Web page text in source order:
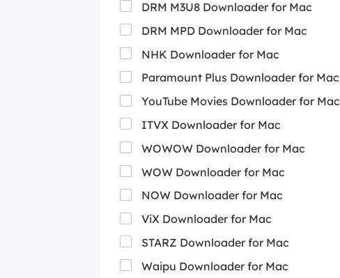
DRM M3U8 Downloader for Mac
DRM MPD Downloader for Mac
NHK Downloader for Mac
Paramount Plus Downloader for Mac
YouTube Movies Downloader for Mac
ITVX Downloader for Mac
WOWOW Downloader for Mac
WOW Downloader for Mac
NOW Downloader for Mac
ViX Downloader for Mac
STARZ Downloader for Mac
Waipu Downloader for Mac